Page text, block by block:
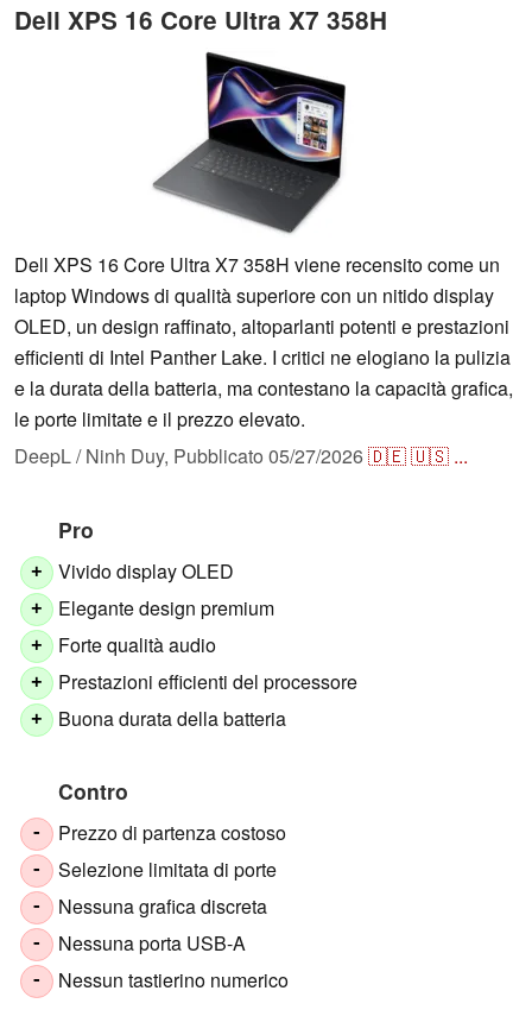
Dell XPS 16 Core Ultra X7 358H
Dell XPS 16 Core Ultra X7 358H viene recensito come un
laptop Windows di qualità superiore con un nitido display
OLED, un design raffinato, altoparlanti potenti e prestazioni
efficienti di Intel Panther Lake. I critici ne elogiano la pulizia
e la durata della batteria, ma contestano la capacità grafica,
le porte limitate e il prezzo elevato.
DeepL / Ninh Duy, Pubblicato 05/27/2026🇩🇪🇺🇸 ...
Pro
+ Vivido display OLED
+ Elegante design premium
+ Forte qualità audio
+ Prestazioni efficienti del processore
+ Buona durata della batteria
Contro
- Prezzo di partenza costoso
- Selezione limitata di porte
- Nessuna grafica discreta
- Nessuna porta USB-A
- Nessun tastierino numerico